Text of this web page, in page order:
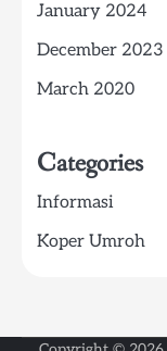
January 2024
December 2023
March 2020
Categories
Informasi
Koper Umroh